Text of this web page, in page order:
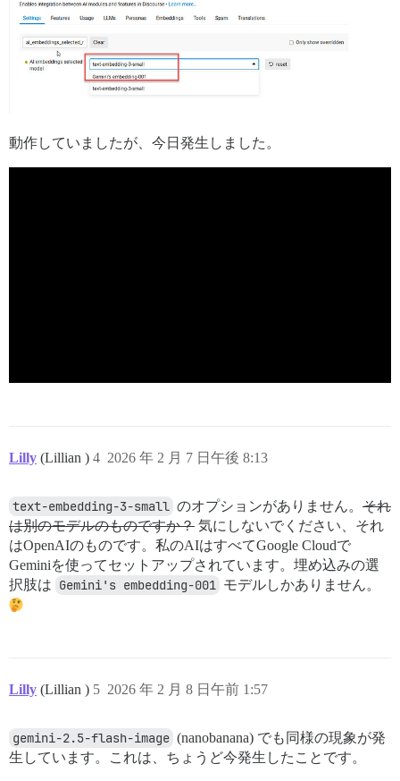
動作していましたが、今日発生しました。
Lilly (Lillian ) 2026 年 2 月 7 日午後 8:13
4
text-embedding-3-small のオプションがありません。 それ
は別のモデルのものですか？ 気にしないでください、それ
はOpenAIのものです。私のAIはすべてGoogle Cloudで
Geminiを使ってセットアップされています。埋め込みの選
択肢は Gemini's embedding-001 モデルしかありません。
Lilly (Lillian ) 2026 年 2 月 8 日午前 1:57
5
gemini-2.5-flash-image (nanobanana) でも同様の現象が発
生しています。これは、ちょうど今発生したことです。